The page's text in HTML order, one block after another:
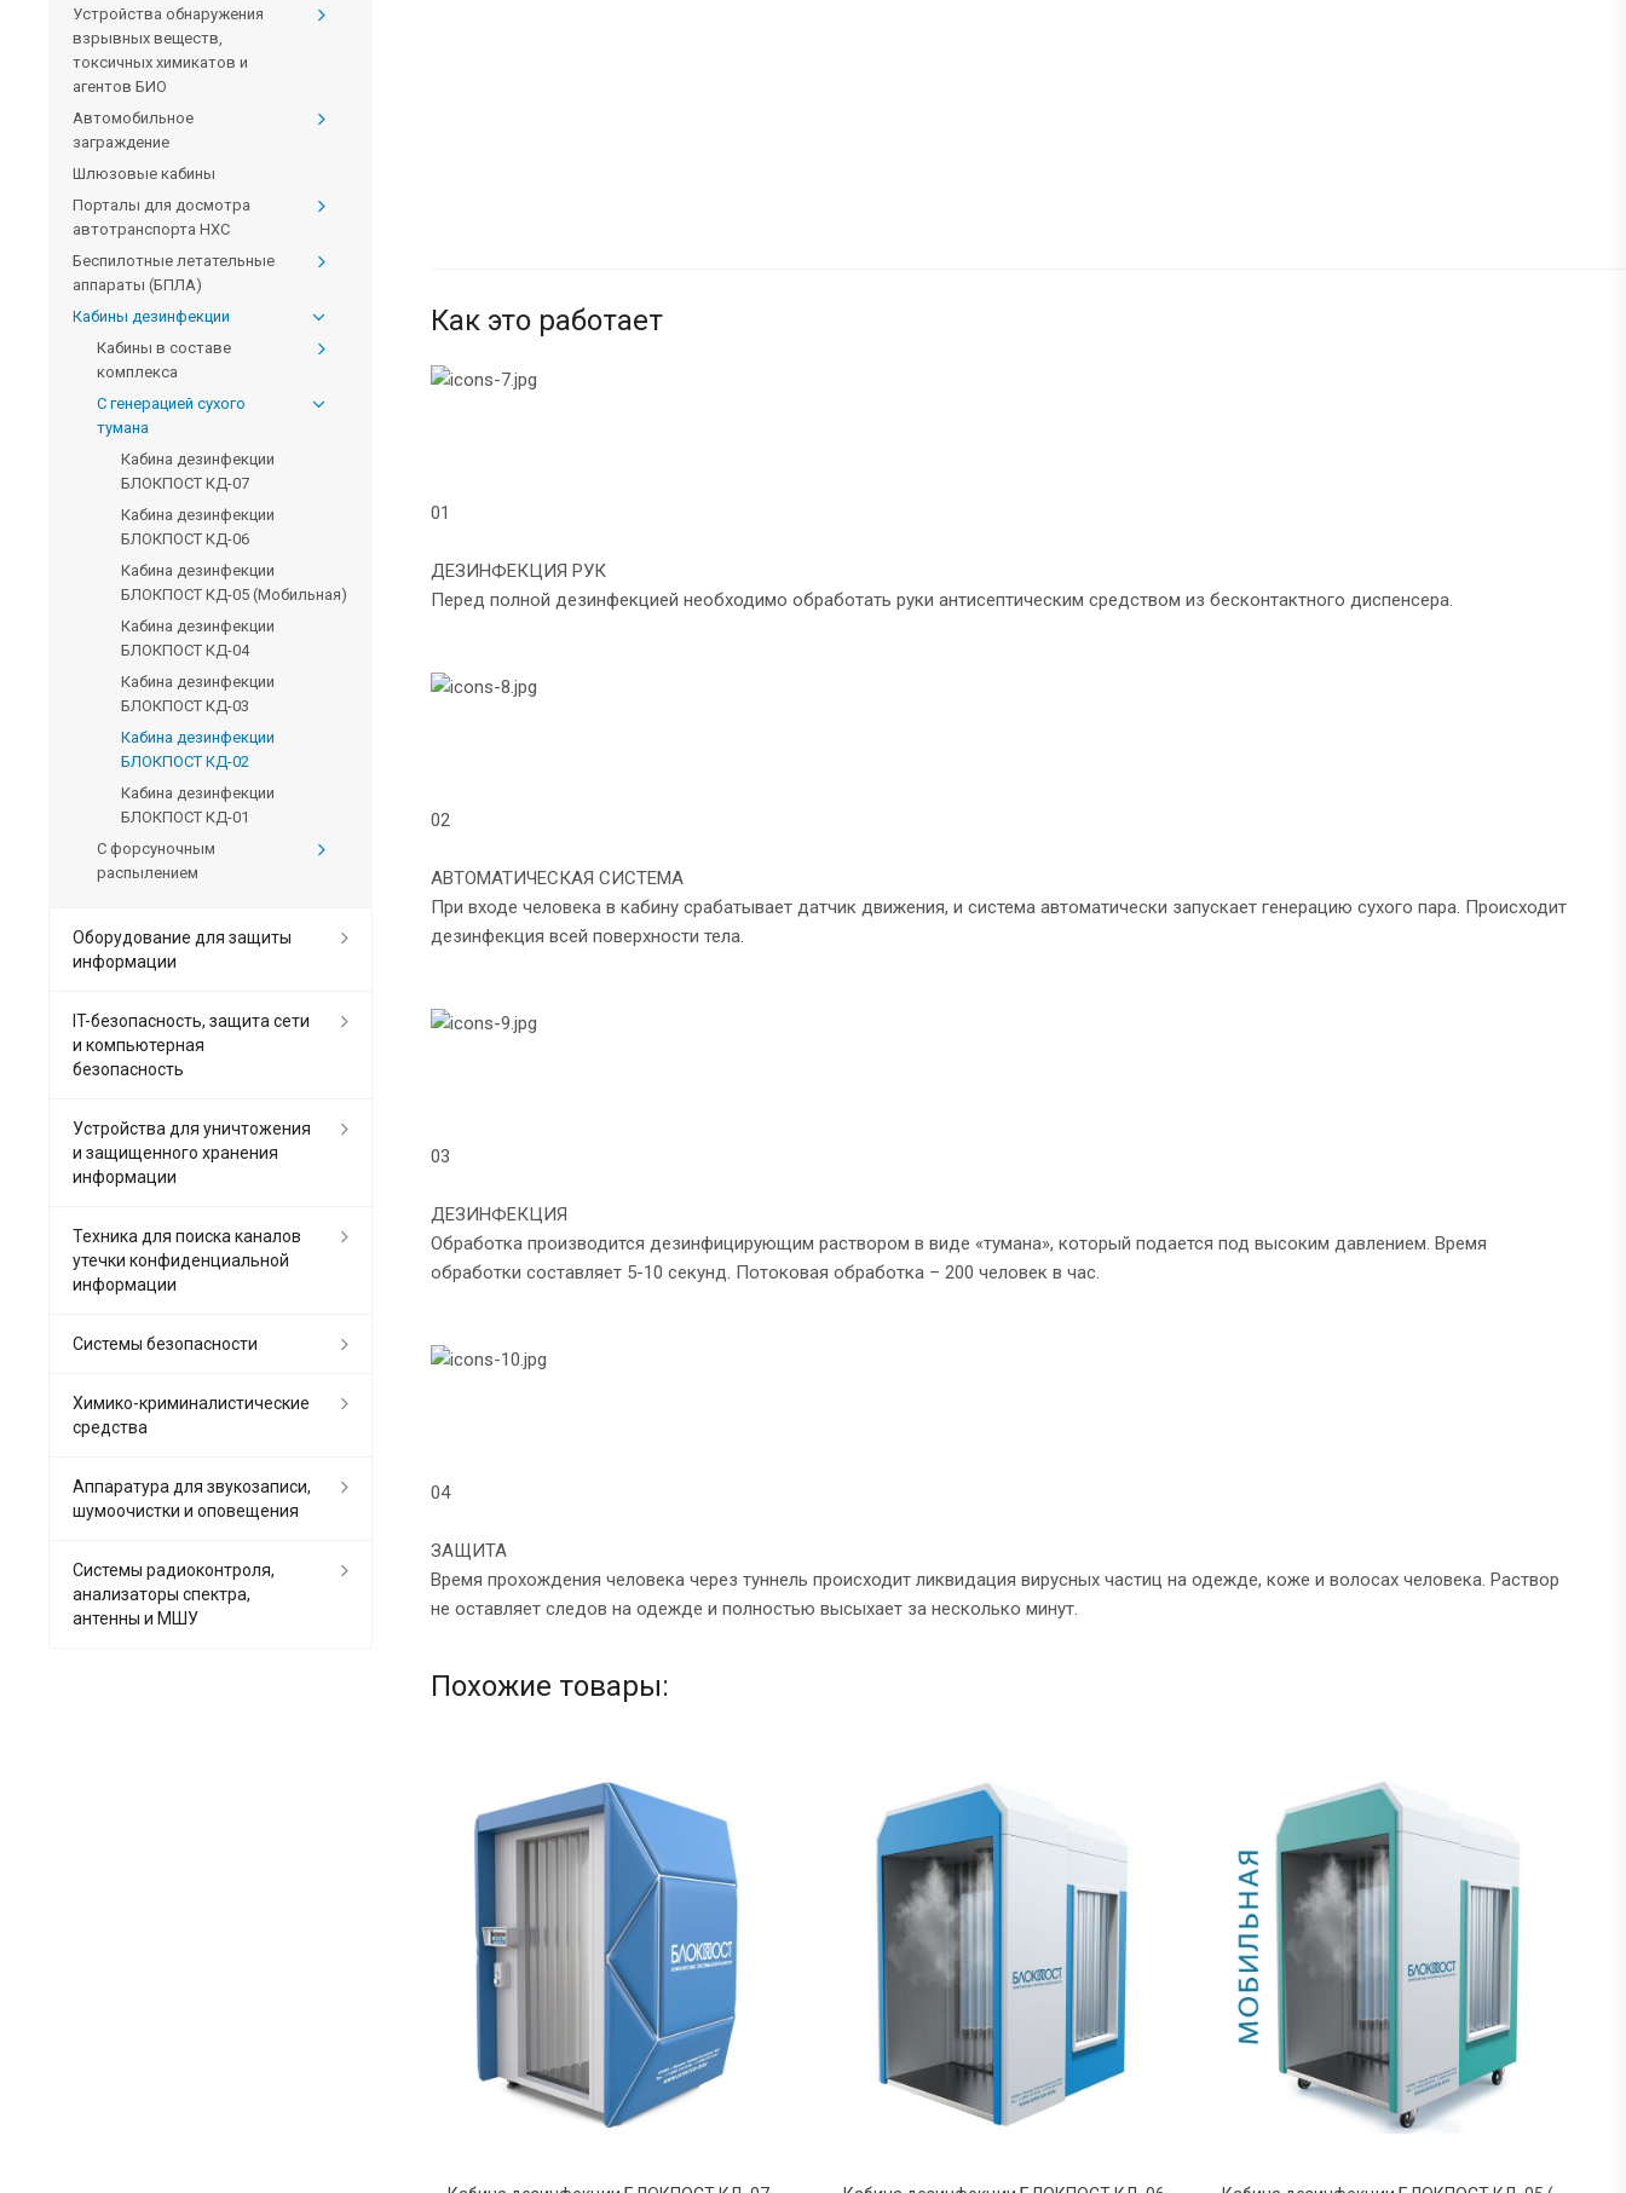
Как это работает
01
ДЕЗИНФЕКЦИЯ РУК
Перед полной дезинфекцией необходимо обработать руки антисептическим средством из бесконтактного диспенсера.
02
АВТОМАТИЧЕСКАЯ СИСТЕМА
При входе человека в кабину срабатывает датчик движения, и система автоматически запускает генерацию сухого пара. Происходит
дезинфекция всей поверхности тела.
03
ДЕЗИНФЕКЦИЯ
Обработка производится дезинфицирующим раствором в виде «тумана», который подается под высоким давлением. Время
обработки составляет 5-10 секунд. Потоковая обработка – 200 человек в час.
04
ЗАЩИТА
Время прохождения человека через туннель происходит ликвидация вирусных частиц на одежде, коже и волосах человека. Раствор
не оставляет следов на одежде и полностью высыхает за несколько минут.
Похожие товары:
Устройства обнаружения
взрывных веществ,
токсичных химикатов и
агентов БИО
Автомобильное
заграждение
Шлюзовые кабины
Порталы для досмотра
автотранспорта HXC
Беспилотные летательные
аппараты (БПЛА)
Кабины дезинфекции
Кабины в составе
комплекса
С генерацией сухого
тумана
Кабина дезинфекции
БЛОКПОСТ КД-07
Кабина дезинфекции
БЛОКПОСТ КД-06
Кабина дезинфекции
БЛОКПОСТ КД-05 (Мобильная)
Кабина дезинфекции
БЛОКПОСТ КД-04
Кабина дезинфекции
БЛОКПОСТ КД-03
Кабина дезинфекции
БЛОКПОСТ КД-02
Кабина дезинфекции
БЛОКПОСТ КД-01
С форсуночным
распылением
Оборудование для защиты
информации
IT-безопасность, защита сети
и компьютерная
безопасность
Устройства для уничтожения
и защищенного хранения
информации
Техника для поиска каналов
утечки конфиденциальной
информации
Системы безопасности
Химико-криминалистические
средства
Аппаратура для звукозаписи,
шумоочистки и оповещения
Системы радиоконтроля,
анализаторы спектра,
антенны и МШУ